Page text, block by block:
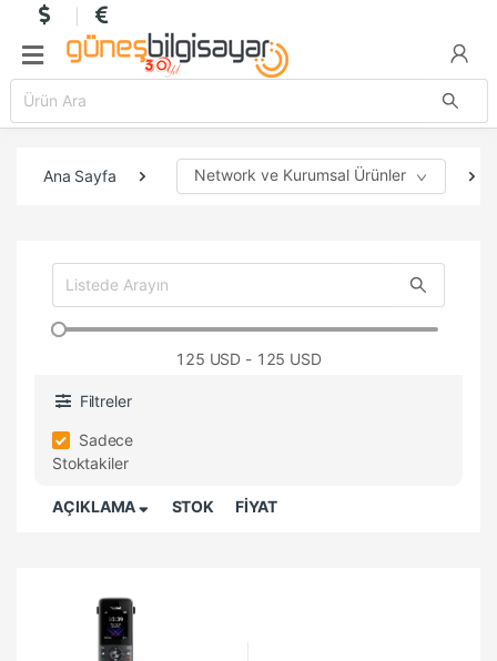
Ana Sayfa Network ve Kurumsal Ürünler
125 USD - 125 USD
Filtreler
Sadece
Stoktakiler
AÇIKLAMA STOK FİYAT